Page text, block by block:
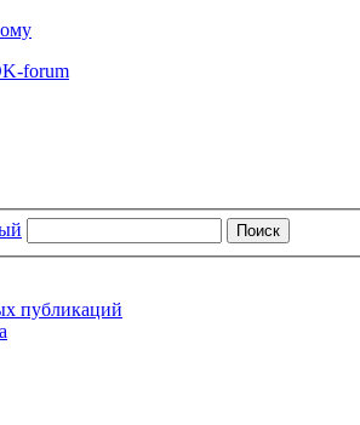
forum
публикаций